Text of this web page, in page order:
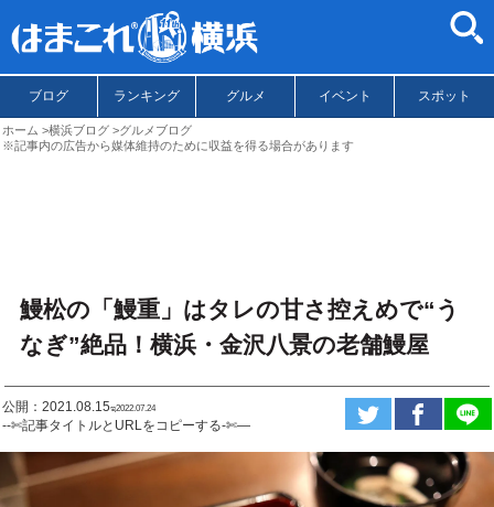
ブログ ランキング グルメ イベント スポット
ホーム 横浜ブログ
グルメブログ
※記事内の広告から媒体維持のために収益を得る場合があります
鰻松の「鰻重」はタレの甘さ控えめで“う
なぎ”絶品！横浜・金沢八景の老舗鰻屋
公開：2021.08.15ಇ2022.07.24
--✄記事タイトルとURLをコピーする-✄—